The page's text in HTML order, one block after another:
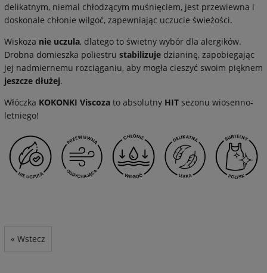
delikatnym, niemal chłodzącym muśnięciem, jest przewiewna i
doskonale chłonie wilgoć, zapewniając uczucie świeżości.
Wiskoza nie uczula, dlatego to świetny wybór dla alergików.
Drobna domieszka poliestru stabilizuje dzianinę, zapobiegając
jej nadmiernemu rozciąganiu, aby mogła cieszyć swoim pięknem
jeszcze dłużej.
Włóczka KOKONKI Viscoza to absolutny HIT sezonu wiosenno-
letniego!
« Wstecz